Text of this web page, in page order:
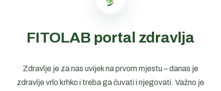
FITOLAB portal zdravlja
Zdravlje je za nas uvijek na prvom mjestu – danas je
zdravlje vrlo krhko i treba ga čuvati i njegovati. Važno je